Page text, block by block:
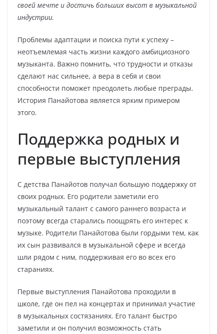
своей мечте и достичь больших высот в музыкальной
индустрии.
Проблемы адаптации и поиска пути к успеху –
неотъемлемая часть жизни каждого амбициозного
музыканта. Важно помнить, что трудности и отказы
сделают нас сильнее, а вера в себя и свои
способности поможет преодолеть любые преграды.
История Панайотова является ярким примером
этого.
Поддержка родных и
первые выступления
С детства Панайотов получал большую поддержку от
своих родных. Его родители заметили его
музыкальный талант с самого раннего возраста и
поэтому всегда старались поощрять его интерес к
музыке. Родители Панайотова были гордыми тем, как
их сын развивался в музыкальной сфере и всегда
шли рядом с ним, поддерживая его во всех его
стараниях.
Первые выступления Панайотова проходили в
школе, где он пел на концертах и принимал участие
в музыкальных состязаниях. Его талант быстро
заметили и он получил возможность стать